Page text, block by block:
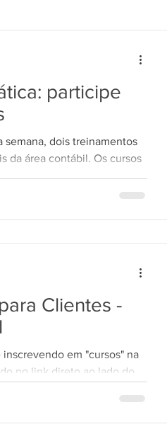
LGPD 10
participe
semana, dois treinamentos
da área contábil. Os cursos
para clientes em todo o
estejam preparados
Clientes -
em "cursos" na
no link direto ao lado do